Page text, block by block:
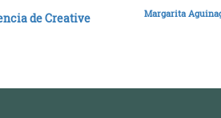
de Creative
Margarita